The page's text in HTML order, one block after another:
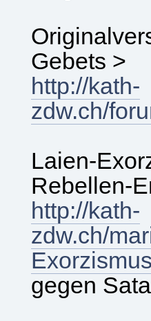
Gebets >
http://kath-
zdw.ch/
Laien-
Rebellen-
http://kath-
zdw.ch/
gegen